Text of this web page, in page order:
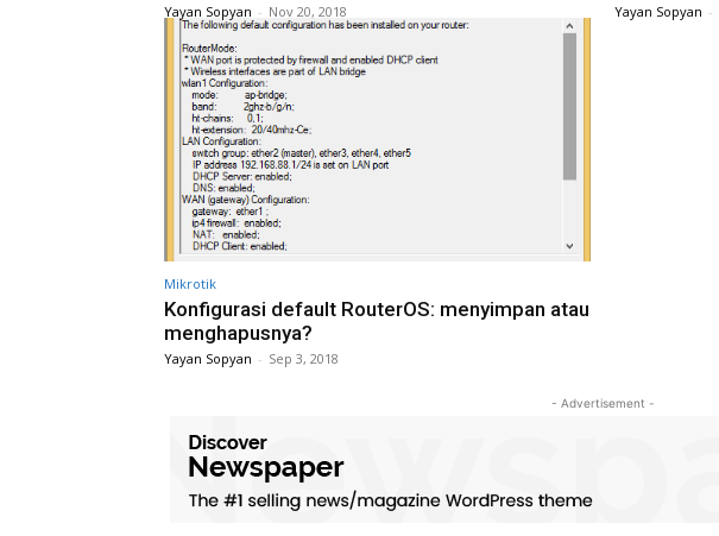
Yayan Sopyan - Nov 20, 2018 Yayan Sopyan -
Mikrotik
Konfigurasi default RouterOS: menyimpan atau
menghapusnya?
Yayan Sopyan - Sep 3, 2018
- Advertisement -